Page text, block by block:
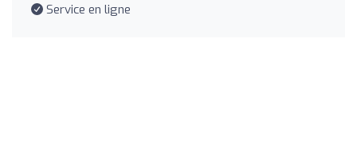
Service en ligne